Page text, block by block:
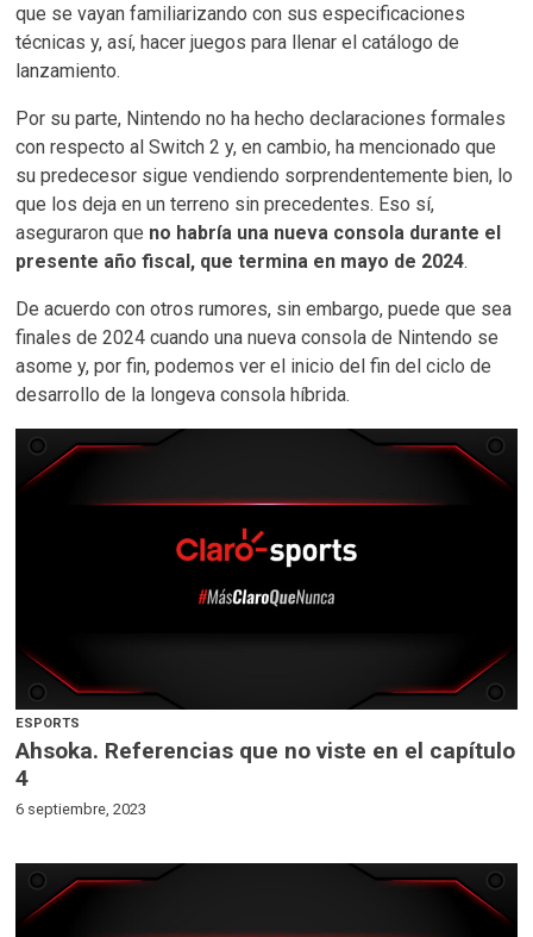
que se vayan familiarizando con sus especificaciones
técnicas y, así, hacer juegos para llenar el catálogo de
lanzamiento.
Por su parte, Nintendo no ha hecho declaraciones formales
con respecto al Switch 2 y, en cambio, ha mencionado que
su predecesor sigue vendiendo sorprendentemente bien, lo
que los deja en un terreno sin precedentes. Eso sí,
aseguraron que no habría una nueva consola durante el
presente año fiscal, que termina en mayo de 2024.
De acuerdo con otros rumores, sin embargo, puede que sea
finales de 2024 cuando una nueva consola de Nintendo se
asome y, por fin, podemos ver el inicio del fin del ciclo de
desarrollo de la longeva consola híbrida.
ESPORTS
Ahsoka. Referencias que no viste en el capítulo
4
6 septiembre, 2023